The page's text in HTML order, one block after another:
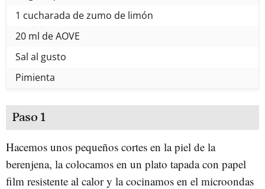
1 cucharada de zumo de limón
20 ml de AOVE
Sal al gusto
Pimienta
Paso 1
Hacemos unos pequeños cortes en la piel de la
berenjena, la colocamos en un plato tapada con papel
film resistente al calor y la cocinamos en el microondas